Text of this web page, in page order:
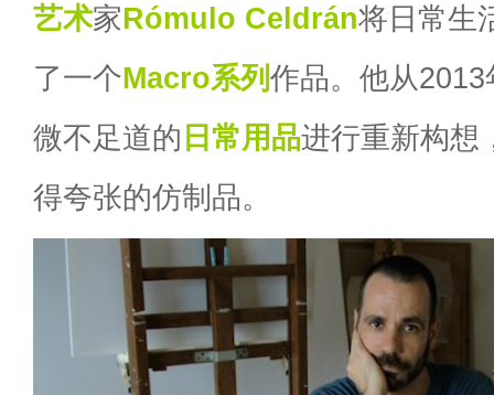
艺术家Rómulo Celdrán将日常生
了一个Macro系列作品。他从
微不足道的 日常用品进行重新构想
得夸张的仿制品。